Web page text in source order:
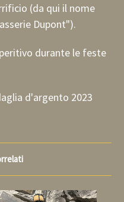
(da qui il nome
Dupont").
durante le feste
d'argento 2023